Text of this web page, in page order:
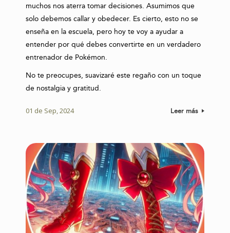
muchos nos aterra tomar decisiones. Asumimos que
solo debemos callar y obedecer. Es cierto, esto no se
enseña en la escuela, pero hoy te voy a ayudar a
entender por qué debes convertirte en un verdadero
entrenador de Pokémon.
No te preocupes, suavizaré este regaño con un toque
de nostalgia y gratitud.
01 de Sep, 2024 Leer más